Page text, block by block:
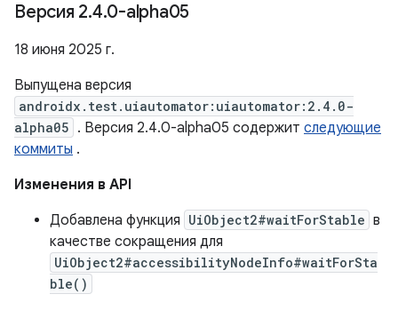
Версия 2.4.0-alpha05
18 июня 2025 г.
Выпущена версия
androidx.test.uiautomator:uiautomator:2.4.0-
alpha05 . Версия 2.4.0-alpha05 содержит следующие
коммиты .
Изменения в API
Добавлена ​​функция UiObject2#waitForStable в
качестве сокращения для
UiObject2#accessibilityNodeInfo#waitForSta
ble()